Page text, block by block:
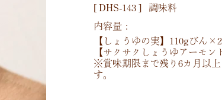
[DHS-143]
調味料
内容量：
【しょうゆの実】110gびん×2
【サクサクしょうゆアーモ
※賞味期限まで残り6カ月以
す。